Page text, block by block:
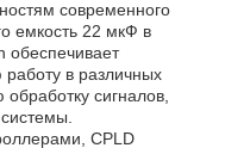
современного
емкость 22 мкФ в
обеспечивает
в различных
сигналов,
CPLD